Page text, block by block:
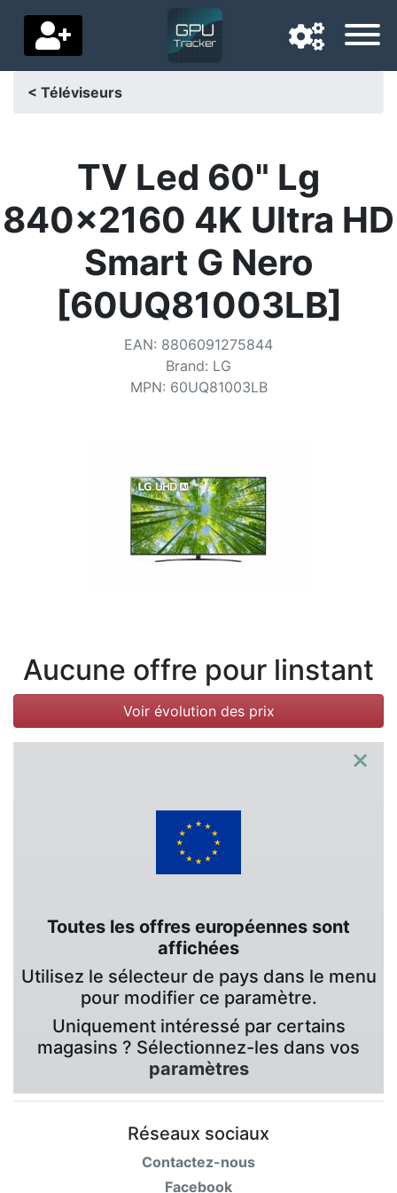
Pays de livraison
Accueil
Baisses de prix
Paramètres
Soutenez-nous
< Téléviseurs
TV Led 60" Lg
840x2160 4K Ultra HD
Smart G Nero
[60UQ81003LB]
EAN: 8806091275844
Brand: LG
MPN: 60UQ81003LB
Aucune offre pour linstant
Voir évolution des prix
×
Toutes les offres européennes sont
affichées
Utilisez le sélecteur de pays dans le menu
pour modifier ce paramètre.
Uniquement intéressé par certains
magasins ? Sélectionnez-les dans vos
paramètres
Réseaux sociaux
Contactez-nous
Facebook